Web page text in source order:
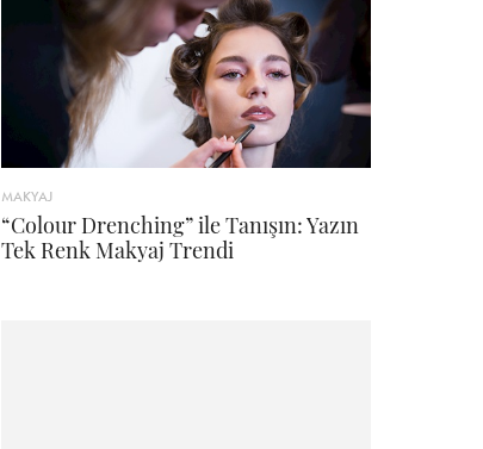
MAKYAJ
“Colour Drenching” ile Tanışın: Yazın
Tek Renk Makyaj Trendi